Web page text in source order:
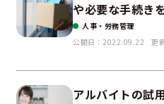
や必要な手続き
人事・労務管理
公開日：2022.09.22
更
アルバイトの試